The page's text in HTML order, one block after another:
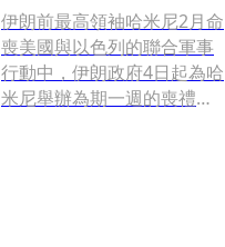
伊朗前最高領袖哈米尼2月命
喪美國與以色列的聯合軍事
行動中，伊朗政府4日起為哈
米尼舉辦為期一週的喪禮。